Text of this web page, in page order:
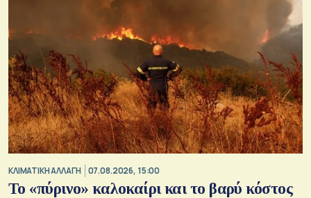
ΚΛΙΜΑΤΙΚΗ ΑΛΛΑΓΗ 07.08.2026, 15:00
Το «πύρινο» καλοκαίρι και το βαρύ κόστος